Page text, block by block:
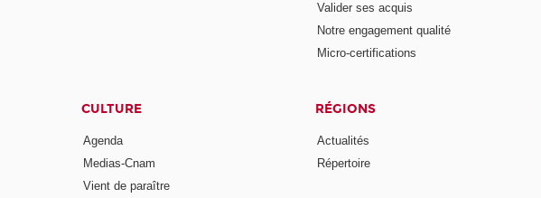
Valider ses acquis
Notre engagement qualité
Micro-certifications
CULTURE
Agenda
Medias-Cnam
Vient de paraître
RÉGIONS
Actualités
Répertoire